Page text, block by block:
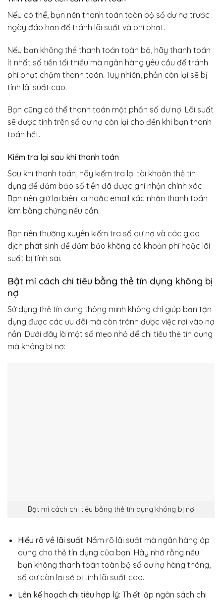
Nếu có thể, bạn nên thanh toán toàn bộ số dư nợ trước
ngày đáo hạn để tránh lãi suất và phí phạt.
Nếu bạn không thể thanh toán toàn bộ, hãy thanh toán
ít nhất số tiền tối thiểu mà ngân hàng yêu cầu để tránh
phí phạt chậm thanh toán. Tuy nhiên, phần còn lại sẽ bị
tính lãi suất cao.
Bạn cũng có thể thanh toán một phần số dư nợ. Lãi suất
sẽ được tính trên số dư nợ còn lại cho đến khi bạn thanh
toán hết.
Kiểm tra lại sau khi thanh toán
Sau khi thanh toán, hãy kiểm tra lại tài khoản thẻ tín
dụng để đảm bảo số tiền đã được ghi nhận chính xác.
Bạn nên giữ lại biên lai hoặc email xác nhận thanh toán
làm bằng chứng nếu cần.
Bạn nên thường xuyên kiểm tra số dư nợ và các giao
dịch phát sinh để đảm bảo không có khoản phí hoặc lãi
suất bị tính sai.
Bật mí cách chi tiêu bằng thẻ tín dụng không bị
nợ
Sử dụng thẻ tín dụng thông minh không chỉ giúp bạn tận
dụng được các ưu đãi mà còn tránh được việc rơi vào nợ
nần. Dưới đây là một số mẹo nhỏ để chi tiêu thẻ tín dụng
mà không bị nợ:
Bật mí cách chi tiêu bằng thẻ tín dụng không bị nợ
Hiểu rõ về lãi suất: Nắm rõ lãi suất mà ngân hàng áp
dụng cho thẻ tín dụng của bạn. Hãy nhớ rằng nếu
bạn không thanh toán toàn bộ số dư nợ hàng tháng,
số dư còn lại sẽ bị tính lãi suất cao.
Lên kế hoạch chi tiêu hợp lý: Thiết lập ngân sách chi